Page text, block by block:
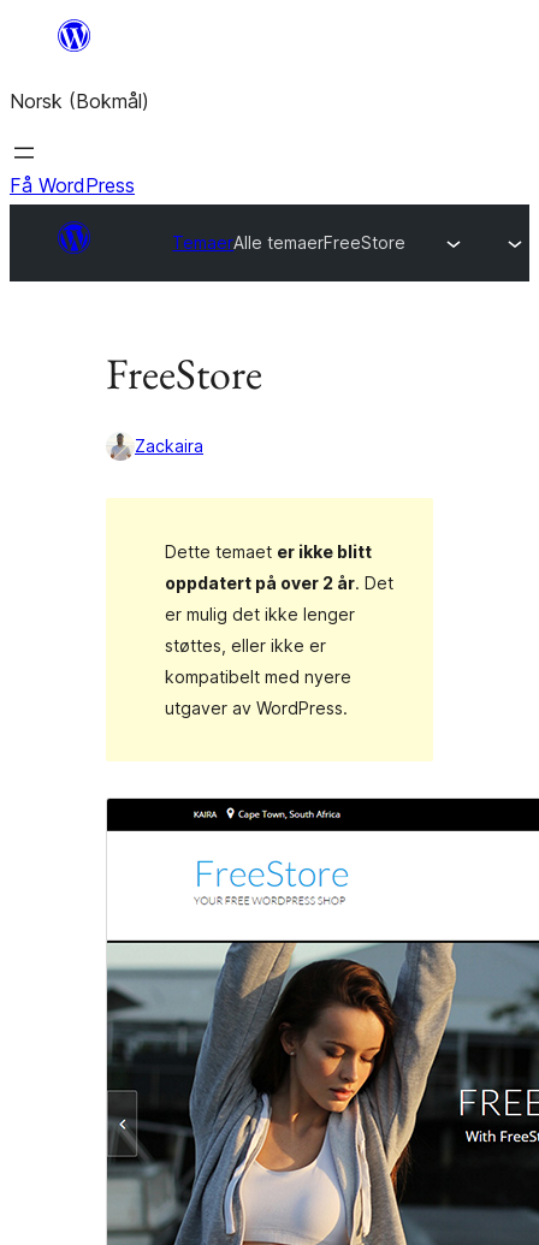
innhold
Norsk (Bokmål)
Få WordPress
TemaerAlle temaerFreeStore
FreeStore
Zackaira
Dette temaet er ikke blitt
oppdatert på over 2 år. Det
er mulig det ikke lenger
støttes, eller ikke er
kompatibelt med nyere
utgaver av WordPress.